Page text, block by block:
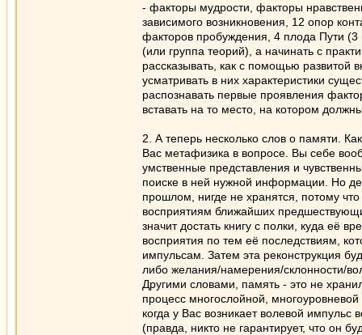
- факторы мудрости, факторы
зависимого возникновения, 12 опор
факторов пробуждения, 4 плода Пути (3
(или группа теорий), а начинать с
рассказывать, как с помощью развитой
усматривать в них характеристики
распознавать первые проявления
вставать на то место, на котором
2. А теперь несколько слов о памяти.
Вас метафизика в вопросе. Вы себе
умственные представления и
поиске в ней нужной информации. Но
прошлом, нигде не хранятся, потому
восприятиям ближайших
значит достать книгу с полки, куда её
восприятия по тем её последствиям,
импульсам. Затем эта реконструкция
либо желания/намерения/склонности/
Другими словами, память - это не
процесс многослойной,
когда у Вас возникает волевой
(правда, никто не гарантирует, что он